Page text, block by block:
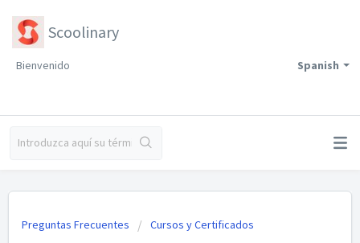
Scoolinary
Spanish
Bienvenido
Preguntas Frecuentes Cursos y Certificados